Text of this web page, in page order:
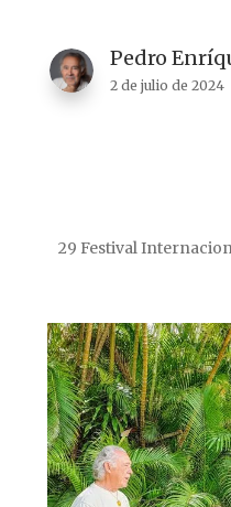
Pedro
2 de julio de 2024
29 Festival